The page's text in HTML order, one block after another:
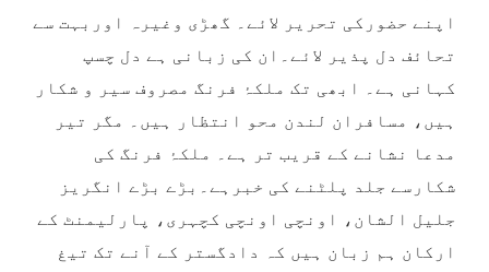
اپنے حضورکی تحریر لائے۔ گھڑی وغیرہ اوربہت سے
تحائف دل پذیر لائے۔ان کی زبانی ہے دل چسپ
کہانی ہے۔ ابھی تک ملکۂ فرنگ مصروف سیر و شکار
ہیں، مسافران لندن محو انتظار ہیں۔ مگر تیر
مدعا نشانے کے قریب تر ہے۔ ملکۂ فرنگ کی
شکارسے جلد پلٹنے کی خبرہے۔بڑے بڑے انگریز
جلیل الشان، اونچی اونچی کچہری، پارلیمنٹ کے
ارکان ہم زبان ہیں کہ دادگستر کے آنے تک تیغ